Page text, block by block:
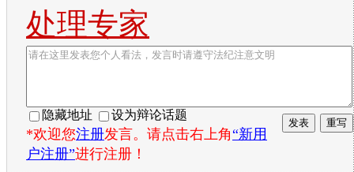
处理专家
隐藏地址 设为辩论话题
*欢迎您注册发言。请点击右上角“新用
户注册”进行注册！